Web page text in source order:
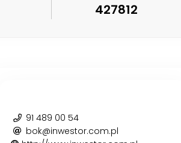
427812
91 489 00 54
bok@inwestor.com.pl